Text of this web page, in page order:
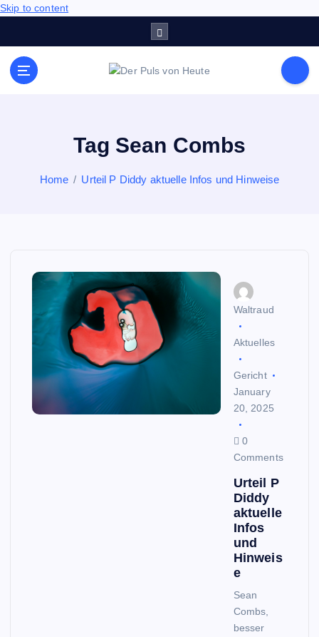
Skip to content
Tag Sean Combs
Home Urteil P Diddy aktuelle Infos und Hinweise
Waltraud
Aktuelles
Gericht
January
20, 2025
0
Comments
Urteil P
Diddy
aktuelle
Infos
und
Hinweis
e
Sean
Combs,
besser